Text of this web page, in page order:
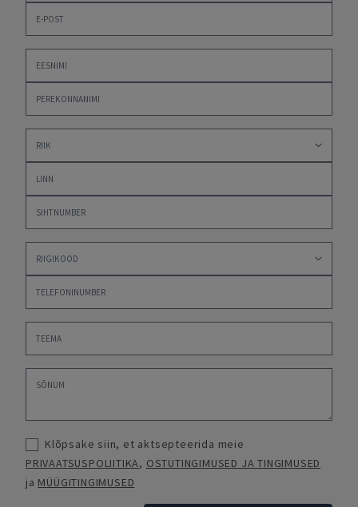
Klõpsake siin, et aktsepteerida meie
PRIVAATSUSPOLIITIKA, OSTUTINGIMUSED JA TINGIMUSED
ja MÜÜGITINGIMUSED